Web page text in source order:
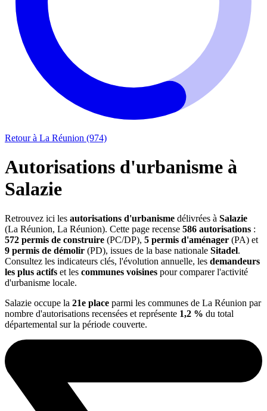
Retour à La Réunion (974)
Autorisations d'urbanisme à
Salazie
Retrouvez ici les autorisations d'urbanisme délivrées à Salazie
(La Réunion, La Réunion). Cette page recense 586 autorisations :
572 permis de construire (PC/DP), 5 permis d'aménager (PA) et
9 permis de démolir (PD), issues de la base nationale Sitadel.
Consultez les indicateurs clés, l'évolution annuelle, les demandeurs
les plus actifs et les communes voisines pour comparer l'activité
d'urbanisme locale.
Salazie occupe la 21e place parmi les communes de La Réunion par
nombre d'autorisations recensées et représente 1,2 % du total
départemental sur la période couverte.